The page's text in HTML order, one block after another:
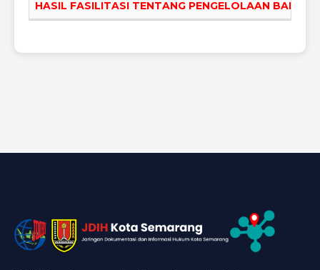
HASIL FASILITASI TENTANG PENGELOLAAN BADAN